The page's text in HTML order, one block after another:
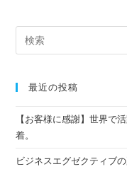
最近の投稿
【お客様に感謝】世界で
着。
ビジネスエグゼクティブ